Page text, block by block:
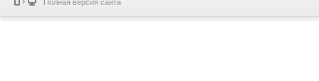
Полная версия сайта